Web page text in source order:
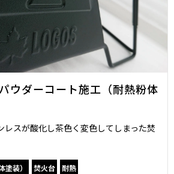
ウダーコート施工（耐熱粉体
レスが酸化し茶色く変色してしまった焚
塗装） 焚火台 耐熱